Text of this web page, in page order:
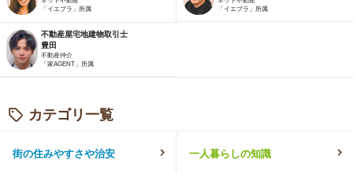
「イエプラ」所属
「イエプラ」所属
不動産屋宅地建物取引士
豊田
不動産仲介
「家AGENT」所属
カテゴリ一覧
街の住みやすさや治安 一人暮らしの知識